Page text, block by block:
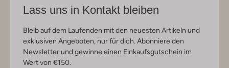
Lass uns in Kontakt bleiben
Bleib auf dem Laufenden mit den neuesten Artikeln und
exklusiven Angeboten, nur für dich. Abonniere den
Newsletter und gewinne einen Einkaufsgutschein im
Wert von €150.